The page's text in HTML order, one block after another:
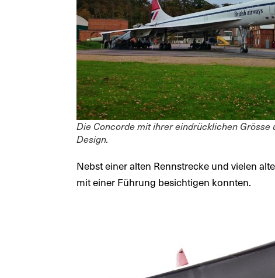
Die Concorde mit ihrer eindrücklichen Grösse
Design.
Nebst einer alten Rennstrecke und vielen
mit einer Führung besichtigen konnten.